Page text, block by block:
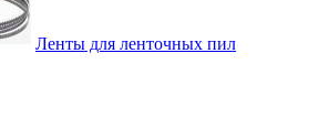
Ленты для ленточных пил